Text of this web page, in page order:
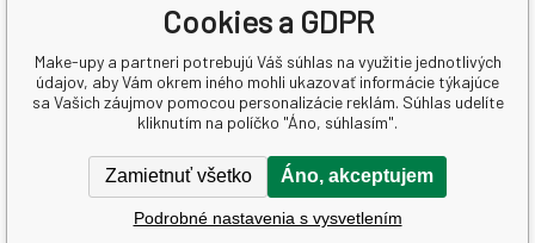
neutrálnymi podtónmi
pleti a dodáva jej jemný soft-
focus efekt pre hladší a
upravený vzhľad. Hodvábna
rozotiera a umožňuje postupné
odtieni s teplým podtónom.
vyrovnať tón pleti a zvýrazniť jej
prirodzenú krásu bez ťažkého
efektu. Jeho hydratačné
sa stará o pleť a zanecháva ju
sviežu a ko
NOVINKY NOVINKY
Cookies a GDPR
Make-upy a partneri potrebujú Váš súhlas na využitie jednotlivých
údajov, aby Vám okrem iného mohli ukazovať informácie týkajúce
sa Vašich záujmov pomocou personalizácie reklám. Súhlas udelíte
kliknutím na políčko "Áno, súhlasím".
Zamietnuť všetko Áno, akceptujem
Podrobné nastavenia s vysvetlením